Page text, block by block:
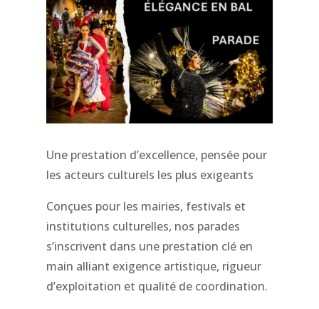
Une prestation d’excellence, pensée pour
les acteurs culturels les plus exigeants
Conçues pour les mairies, festivals et
institutions culturelles, nos parades
s’inscrivent dans une prestation clé en
main alliant exigence artistique, rigueur
d’exploitation et qualité de coordination.